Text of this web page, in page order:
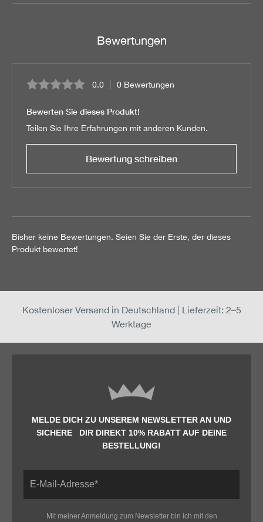
Bewertungen
Durchschnittliche Bewertung von 0 von 5 Sternen
0.0 0 Bewertungen
Bewerten Sie dieses Produkt!
Teilen Sie Ihre Erfahrungen mit anderen Kunden.
Bewertung schreiben
Bisher keine Bewertungen. Seien Sie der Erste, der dieses
Produkt bewertet!
Kostenloser Versand in Deutschland | Lieferzeit: 2–5
Werktage
MELDE DICH ZU UNSEREM NEWSLETTER AN UND
SICHERE DIR DIREKT 10% RABATT AUF DEINE
BESTELLUNG!
Mit meiner Anmeldung zum Newsletter bin ich mit den